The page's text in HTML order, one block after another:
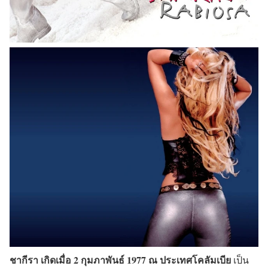
ชากีรา เกิดเมื่อ 2 กุมภาพันธ์ 1977 ณ ประเทศโคลัมเบีย เป็น